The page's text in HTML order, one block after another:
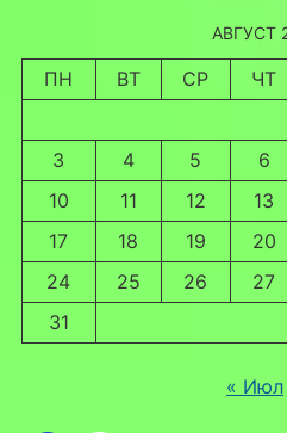
АВГУСТ
ПН ВТ СР ЧТ
3
4 5 6
10
11 12 13
17
18 19 20
24
25 26 27
31
« Июл